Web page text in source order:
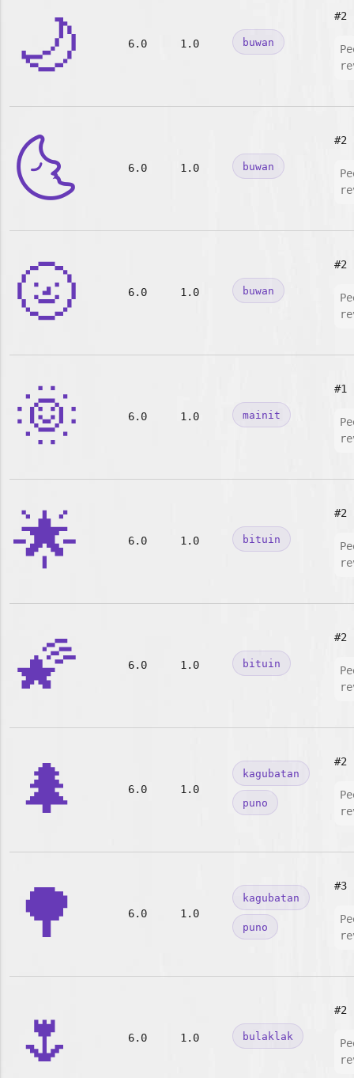
🌙 6.0 1.0 buwan
#2
🌜 6.0 1.0 buwan
#2
🌝 6.0 1.0 buwan
#2
🌞 6.0 1.0 mainit
#1
🌟 6.0 1.0 bituin
#2
🌠 6.0 1.0 bituin
#2
🌲 6.0 1.0
kagubatan
puno
#2
🌳 6.0 1.0
kagubatan
puno
#3
🌷 6.0 1.0 bulaklak
#2